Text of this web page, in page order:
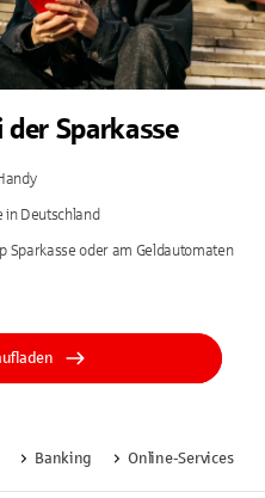
Sparkasse
in Deutschland
Sparkasse oder am Geldautomaten
Banking Online-Services